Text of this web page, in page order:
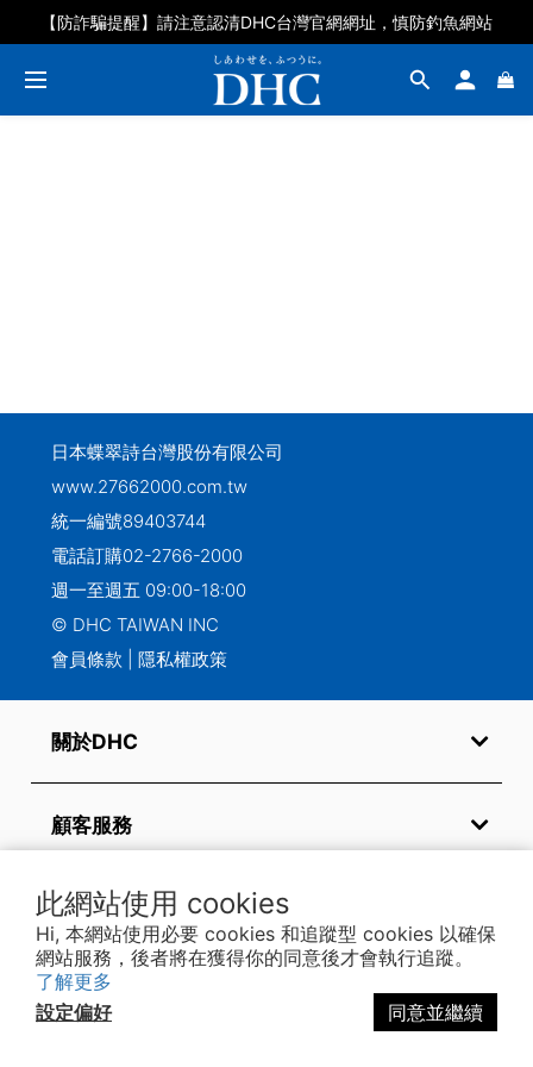
此網站使用 cookies
Hi, 本網站使用必要 cookies 和追蹤型 cookies 以確保
網站服務，後者將在獲得你的同意後才會執行追蹤。
了解更多
設定偏好
同意並繼續
【防詐騙提醒】請注意認清DHC台灣官網網址，慎防釣魚網站
日本蝶翠詩台灣股份有限公司
www.27662000.com.tw
統一編號89403744
電話訂購02-2766-2000
週一至週五 09:00-18:00
© DHC TAIWAN INC
會員條款
隱私權政策
關於DHC
顧客服務
常見問題
關注我們